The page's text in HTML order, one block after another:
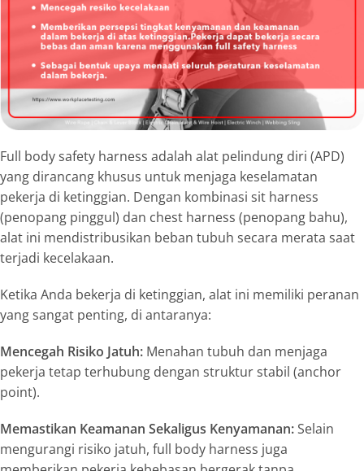
Full body safety harness adalah alat pelindung diri (APD)
yang dirancang khusus untuk menjaga keselamatan
pekerja di ketinggian. Dengan kombinasi sit harness
(penopang pinggul) dan chest harness (penopang bahu),
alat ini mendistribusikan beban tubuh secara merata saat
terjadi kecelakaan.
Ketika Anda bekerja di ketinggian, alat ini memiliki peranan
yang sangat penting, di antaranya:
Mencegah Risiko Jatuh: Menahan tubuh dan menjaga
pekerja tetap terhubung dengan struktur stabil (anchor
point).
Memastikan Keamanan Sekaligus Kenyamanan:Selain
mengurangi risiko jatuh, full body harness juga